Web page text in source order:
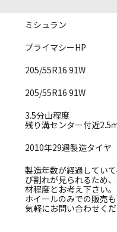
ミシュラン
プライマシーHP
205/55R16 91W
205/55R16 91W
3.5分山程度
残り溝センター付近2.5
2010年29週製造タイヤ
製造年数が経過してい
び割れが見られるため
材程度とお考え下さい。
ホイールのみでの販売
気軽にお問い合わせくだ